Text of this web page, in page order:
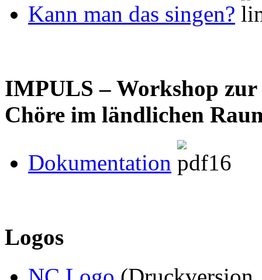
Kann man das singen?
IMPULS – Workshop
Chöre im ländlichen
Dokumentation
Logos